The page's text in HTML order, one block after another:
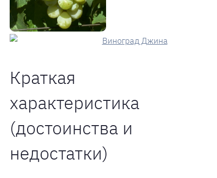
Краткая
характеристика
(достоинства и
недостатки)